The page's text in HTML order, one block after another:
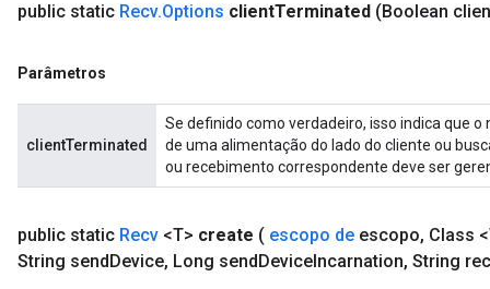
public static Recv.Options clientTerminated (Boolean
Parâmetros
clientTerminated
Se definido como verdadeiro, isso indica que
de uma alimentação do lado do cliente ou
ou recebimento correspondente deve ser
public static Recv <T> create ( escopo de escopo, Class
String sendDevice, Long sendDeviceIncarnation, String